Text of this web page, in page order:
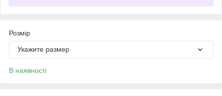
Розмір
Укажите размер
В наявності